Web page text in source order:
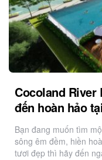
Cocoland River
đến hoàn hảo
Bạn đang muốn tìm
sông êm đềm, hiền
tươi đẹp thì hãy đến